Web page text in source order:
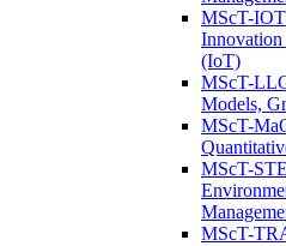
MScT-
Innovation
(IoT)
MScT-
Models,
MScT-
MScT-
MScT-